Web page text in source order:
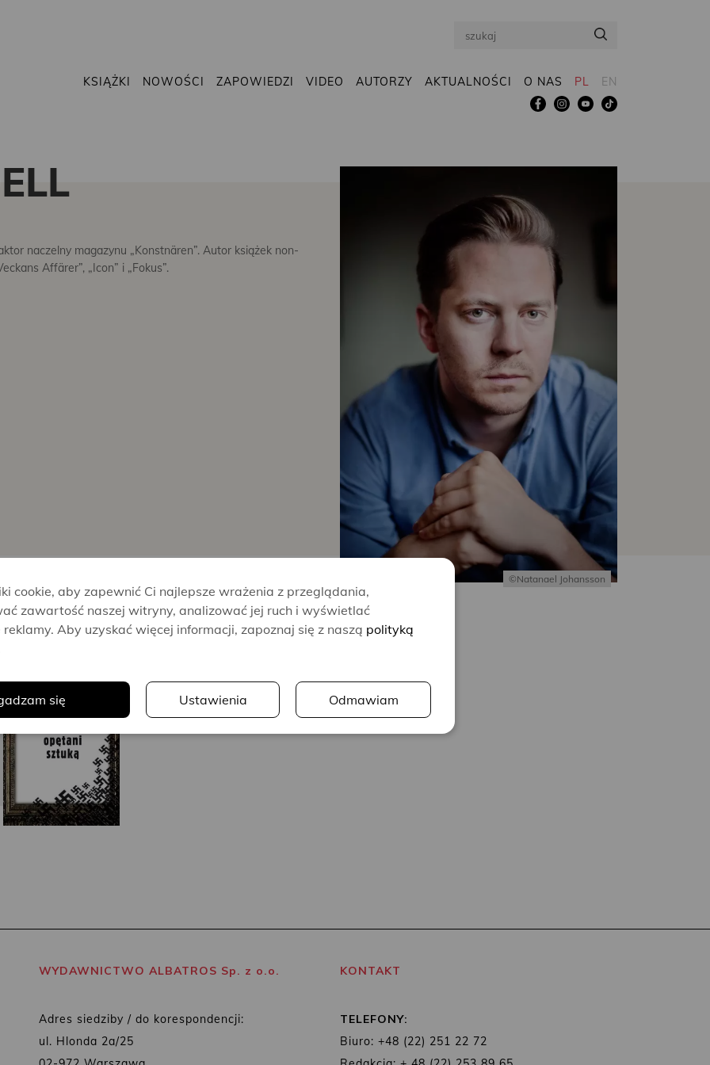
Search
KSIĄŻKI NOWOŚCI ZAPOWIEDZI VIDEO AUTORZY AKTUALNOŚCI O NAS PL EN
naczelny magazynu „Konstnären”. Autor książek non-
Affärer”, „Icon” i „Fokus”.
©Natanael Johansson
Rydell
WYDAWNICTWO ALBATROS Sp. z o.o.
Adres siedziby / do korespondencji:
ul. Hlonda 2a/25
KONTAKT
TELEFONY:
Biuro: +48 (22) 251 22 72
cookie, aby zapewnić Ci najlepsze wrażenia z przeglądania,
zawartość naszej witryny, analizować jej ruch i wyświetlać
Aby uzyskać więcej informacji, zapoznaj się z naszą polityką
się Ustawienia Odmawiam